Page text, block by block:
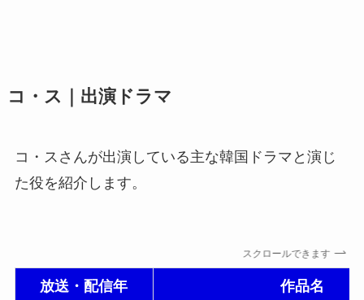
コ・ス｜出演ドラマ
コ・スさんが出演している主な韓国ドラマと演じ
た役を紹介します。
スクロールできます
放送・配信年 作品名